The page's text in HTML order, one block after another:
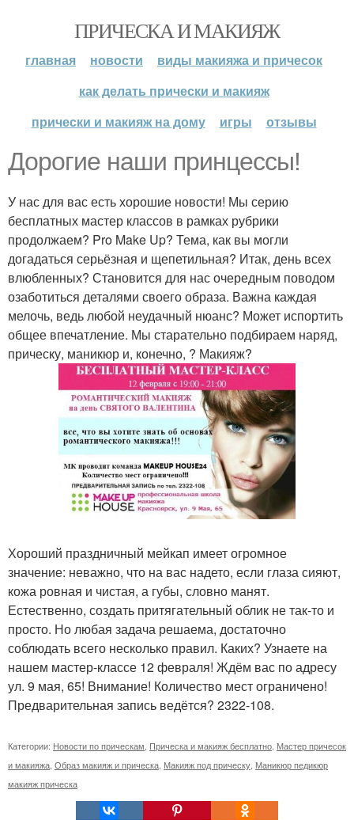
ПРИЧЕСКА И МАКИЯЖ
главная новости
виды макияжа и причесок
как делать прически и макияж
прически и макияж на дому
игры отзывы
Дорогие наши принцессы!
У нас для вас есть хорошие новости! Мы серию
бесплатных мастер классов в рамках рубрики
продолжаем? Pro Make Up? Тема, как вы могли
догадаться серьёзная и щепетильная? Итак, день всех
влюбленных? Становится для нас очередным поводом
озаботиться деталями своего образа. Важна каждая
мелочь, ведь любой неудачный нюанс? Может испортить
общее впечатление. Мы старательно подбираем наряд,
прическу, маникюр и, конечно, ? Макияж?
Хороший праздничный мейкап имеет огромное
значение: неважно, что на вас надето, если глаза сияют,
кожа ровная и чистая, а губы, словно манят.
Естественно, создать притягательный облик не так-то и
просто. Но любая задача решаема, достаточно
соблюдать всего несколько правил. Каких? Узнаете на
нашем мастер-классе 12 февраля! Ждём вас по адресу
ул. 9 мая, 65! Внимание! Количество мест ограничено!
Предварительная запись ведётся? 2322-108.
Категории: Новости по прическам Прическа и макияж бесплатно Мастер причесок
и макияжа Образ макияж и прическа Макияж под прическу Маникюр педикюр
макияж прическа